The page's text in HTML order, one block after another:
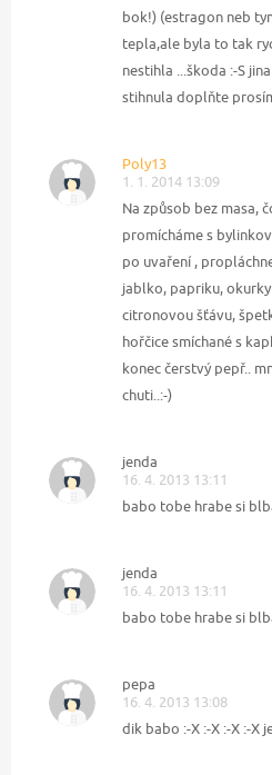
bok!) (estragon neb
tepla,ale byla to tak
nestihla ...škoda :-S
stihnula doplňte
Poly13
1. 1. 2014 13:09
Na způsob bez masa,
promícháme s
po uvaření ,
jablko, papriku,
citronovou šťávu,
hořčice smíchané s
konec čerstvý pepř..
chuti..:-)
jenda
16. 4. 2013 13:11
babo tobe hrabe si
jenda
16. 4. 2013 13:11
babo tobe hrabe si
pepa
16. 4. 2013 13:08
dik babo :-X :-X :-X :-X